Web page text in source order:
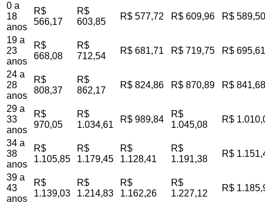
0 a
18
anos
R$
566,17
R$
603,85
R$ 577,72 R$ 609,96 R$ 589,50
19 a
23
anos
R$
668,08
R$
712,54
R$ 681,71 R$ 719,75 R$ 695,61
24 a
28
anos
R$
808,37
R$
862,17
R$ 824,86 R$ 870,89 R$ 841,68
29 a
33
anos
R$
970,05
R$
1.034,61
R$ 989,84
R$
1.045,08
R$
34 a
38
anos
R$
1.105,85
R$
1.179,45
R$
1.128,41
R$
1.191,38
R$
39 a
43
anos
R$
1.139,03
R$
1.214,83
R$
1.162,26
R$
1.227,12
R$